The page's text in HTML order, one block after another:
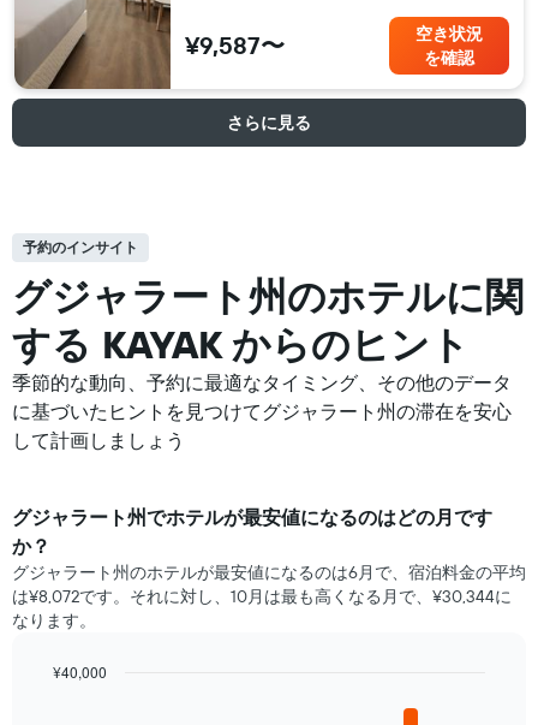
¥9,587〜
空き状況
を確認
さらに見る
予約のインサイト
グジャラート州の​ホテルに関
する KAYAK からのヒント
季節的な動向、予約に最適なタイミング、その他のデータ
に基づいたヒントを見つけてグジャラート州の滞在を安心
して計画しましょう
グジャラート州​で​ホテル​が最安値になるのはどの月です
か？
グジャラート州のホテルが最安値になるのは6月で、宿泊料金の平均
は¥8,072です。それに対し、10月は最も高くなる月で、¥30,344に
なります。
¥40,000